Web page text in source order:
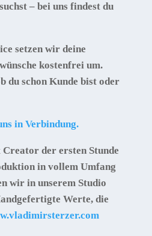
– bei uns findest du
setzen wir deine
kostenfrei um.
du schon Kunde bist oder
in Verbindung.
der ersten Stunde
in vollem Umfang
wir in unserem Studio
Werte, die